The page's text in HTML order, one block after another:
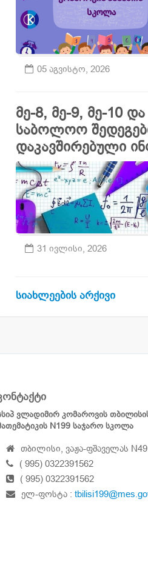
05 აგვისტო, 2026
მე-8, მე-9, მე-10
საბოლოო
დაკავშირებული
31 ივლისი, 2026
სიახლეების არქივი
ვლადიმირ კომაროვის
N199 საჯარო სკოლა
თბილისი, ვაჟა-ფშაველას N49
( 995) 0322391562
( 995) 0322391562
ელ-ფოსტა :